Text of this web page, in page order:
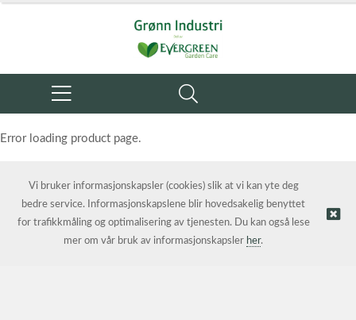
Error loading product page.
© Grønn Industri AS | Nettbutikk levert avKréatif AS
Vi bruker informasjonskapsler (cookies) slik at vi kan yte deg
bedre service. Informasjonskapslene blir hovedsakelig benyttet
for trafikkmåling og optimalisering av tjenesten. Du kan også lese
mer om vår bruk av informasjonskapsler her.